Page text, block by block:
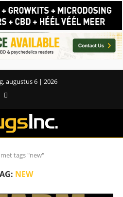
augustus 6 | 2026
tags "new"
NEW